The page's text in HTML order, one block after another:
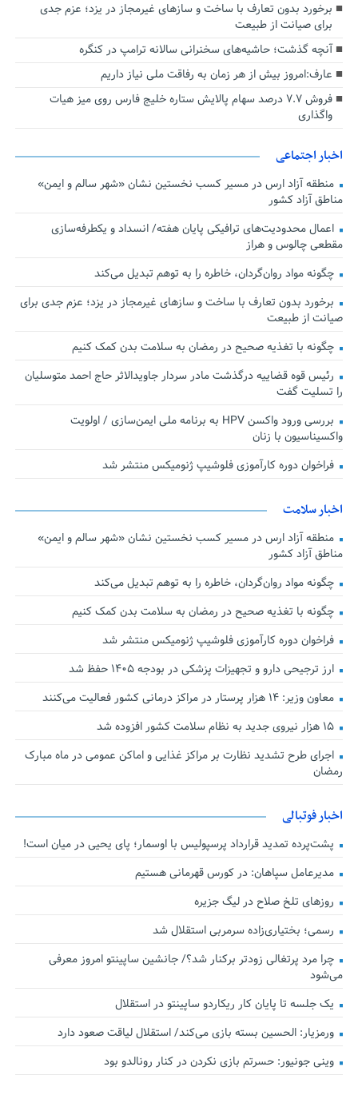
برخورد بدون تعارف با ساخت‌ و سازهای غیرمجاز در یزد؛ عزم جدی
برای صیانت از طبیعت
آنچه گذشت؛ حاشیه‌های سخنرانی سالانه ترامپ در کنگره
عارف:امروز بیش از هر زمان به رفاقت ملی نیاز داریم
فروش ۷.۷ درصد سهام پالایش ستاره خلیج فارس روی میز هیات
واگذاری
اخبار اجتماعی
منطقه آزاد ارس در مسیر کسب نخستین نشان «شهر سالم و ایمن»
مناطق آزاد کشور
اعمال محدودیت‌های ترافیکی پایان هفته/ انسداد و یکطرفه‌سازی
مقطعی چالوس و هراز
چگونه مواد روان‌گردان، خاطره را به توهم تبدیل می‌کند
برخورد بدون تعارف با ساخت‌ و سازهای غیرمجاز در یزد؛ عزم جدی برای
صیانت از طبیعت
چگونه با تغذیه صحیح در رمضان به سلامت بدن کمک کنیم
رئیس قوه قضاییه درگذشت مادر سردار جاویدالاثر حاج احمد متوسلیان
را تسلیت گفت
بررسی ورود واکسن HPV به برنامه ملی ایمن‌سازی / اولویت
واکسیناسیون با زنان
فراخوان دوره کارآموزی فلوشیپ ژنومیکس منتشر شد
اخبار سلامت
منطقه آزاد ارس در مسیر کسب نخستین نشان «شهر سالم و ایمن»
مناطق آزاد کشور
چگونه مواد روان‌گردان، خاطره را به توهم تبدیل می‌کند
چگونه با تغذیه صحیح در رمضان به سلامت بدن کمک کنیم
فراخوان دوره کارآموزی فلوشیپ ژنومیکس منتشر شد
ارز ترجیحی دارو و تجهیزات پزشکی در بودجه ۱۴۰۵ حفظ شد
معاون وزیر: ۱۴ هزار پرستار در مراکز درمانی کشور فعالیت می‌کنند
۱۵ هزار نیروی جدید به نظام سلامت کشور افزوده شد
اجرای طرح تشدید نظارت بر مراکز غذایی و اماکن عمومی در ماه مبارک
رمضان
اخبار فوتبالی
پشت‌پرده تمدید قرارداد پرسپولیس با اوسمار؛ پای یحیی در میان است!
مدیرعامل سپاهان: در کورس قهرمانی هستیم
روزهای تلخ صلاح در لیگ جزیره
رسمی؛ بختیاری‌زاده سرمربی استقلال شد
چرا مرد پرتغالی زودتر برکنار شد؟/ جانشین ساپینتو امروز معرفی
می‌شود
یک جلسه تا پایان کار ریکاردو ساپینتو در استقلال
ورمزیار: الحسین بسته بازی می‌کند/ استقلال لیاقت صعود دارد
وینی جونیور: حسرتم بازی نکردن در کنار رونالدو بود